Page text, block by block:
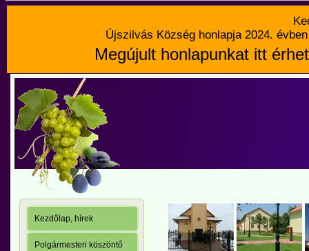
Újszilvás Község honlapja 2024.
Megújult honlapunkat itt
Kezdőlap, hírek
Polgármesteri köszöntő